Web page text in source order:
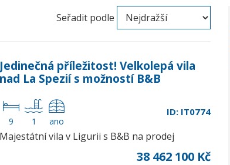
Seřadit podle
Jedinečná příležitost! Velkolepá vila
nad La Spezií s možností B&B
9 1 ano
ID: IT0774
Majestátní vila v Ligurii s B&B na prodej
38 462 100 Kč